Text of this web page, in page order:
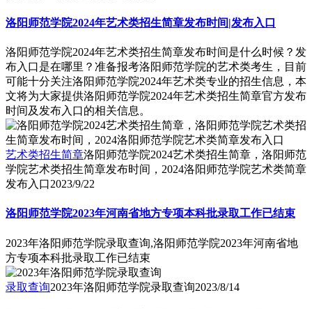
洛阳师范学院2024年艺术类招生简章发布时间|发布入口
洛阳师范学院2024年艺术类招生简章发布时间是什么时候？发
布入口是在哪里？准备报考洛阳师范学院的艺术类考生，目前
可能十分关注洛阳师范学院2024年艺术类专业的招生信息，本
文将为大家提供洛阳师范学院2024年艺术类招生简章官方发布
时间及发布入口的相关信息。
艺术类招生简章洛阳师范学院2024艺术类招生简章，洛阳师范
学院艺术类招生简章发布时间，2024洛阳师范学院艺术类简章
发布入口2023/9/22
洛阳师范学院2023年河南省地方专项本科批录取工作已结束
2023年洛阳师范学院录取查询,洛阳师范学院2023年河南省地
方专项本科批录取工作已结束
录取查询2023年洛阳师范学院录取查询2023/8/14